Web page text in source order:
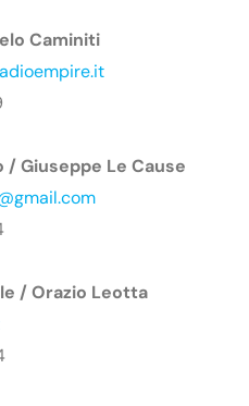
Caminiti
/ Giuseppe Le Cause
/ Orazio Leotta